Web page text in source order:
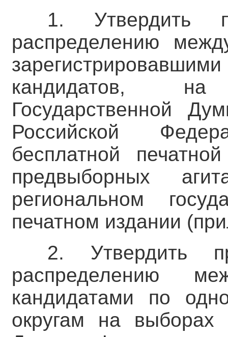
1. Утвердить
распределению
кандидатов,
Государственной
Российской
бесплатной
предвыборных
региональном
печатном издании
2. Утвердить
распределению
кандидатами по
округам на выборах